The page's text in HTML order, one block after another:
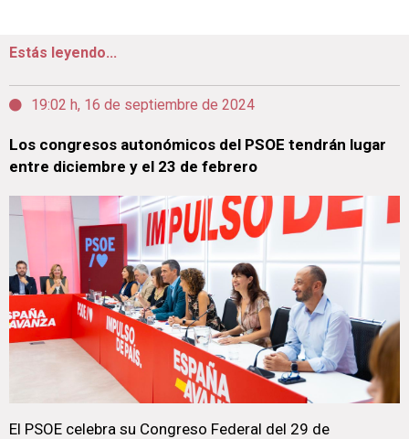
Estás leyendo...
19:02 h, 16 de septiembre de 2024
Los congresos autonómicos del PSOE tendrán lugar
entre diciembre y el 23 de febrero
El PSOE celebra su Congreso Federal del 29 de